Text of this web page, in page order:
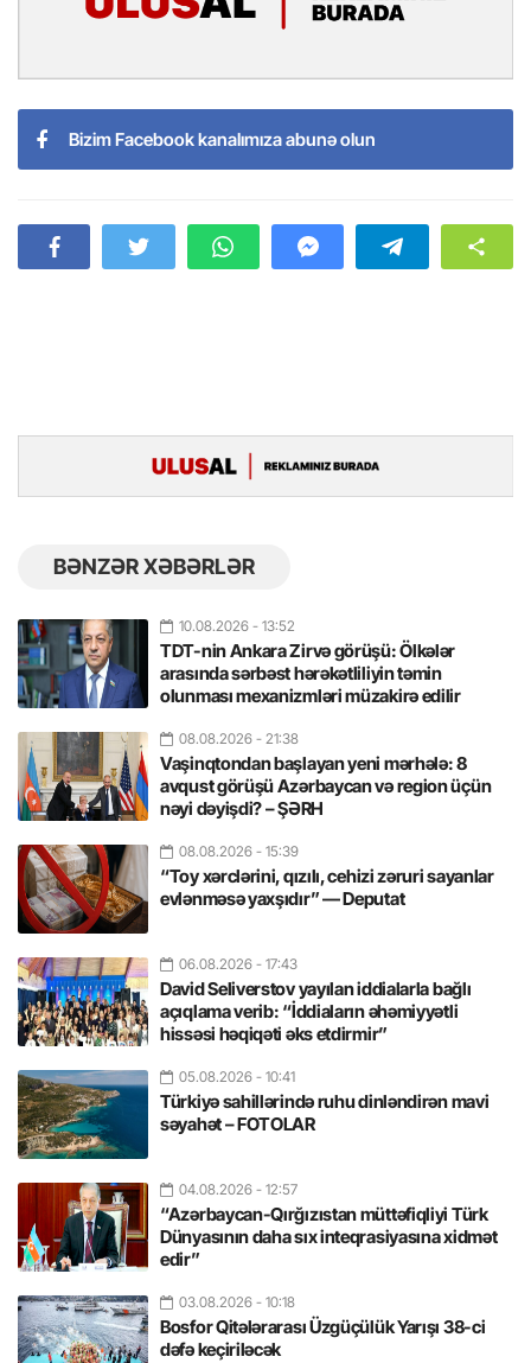
Bizim Facebook kanalımıza abunə olun
BƏNZƏR XƏBƏRLƏR
10.08.2026 - 13:52
TDT-nin Ankara Zirvə görüşü: Ölkələr
arasında sərbəst hərəkətliliyin təmin
olunması mexanizmləri müzakirə edilir
08.08.2026 - 21:38
Vaşinqtondan başlayan yeni mərhələ: 8
avqust görüşü Azərbaycan və region üçün
nəyi dəyişdi? – ŞƏRH
08.08.2026 - 15:39
“Toy xərclərini, qızılı, cehizi zəruri sayanlar
evlənməsə yaxşıdır” — Deputat
06.08.2026 - 17:43
David Seliverstov yayılan iddialarla bağlı
açıqlama verib: “İddiaların əhəmiyyətli
hissəsi həqiqəti əks etdirmir”
05.08.2026 - 10:41
Türkiyə sahillərində ruhu dinləndirən mavi
səyahət – FOTOLAR
04.08.2026 - 12:57
“Azərbaycan-Qırğızıstan müttəfiqliyi Türk
Dünyasının daha sıx inteqrasiyasına xidmət
edir”
03.08.2026 - 10:18
Bosfor Qitələrarası Üzgüçülük Yarışı 38-ci
dəfə keçiriləcək